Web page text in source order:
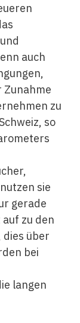
auch
Zunahme
zu
so
sie
gerade
zu den
über
bei
langen